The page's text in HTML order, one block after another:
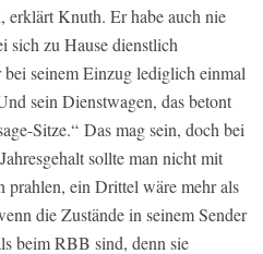
erklärt Knuth. Er habe auch nie
sich zu Hause dienstlich
seinem Einzug lediglich einmal
sein Dienstwagen, das betont
Sitze.“ Das mag sein, doch bei
sollte man nicht mit
prahlen, ein Drittel wäre mehr als
die Zustände in seinem Sender
beim RBB sind, denn sie